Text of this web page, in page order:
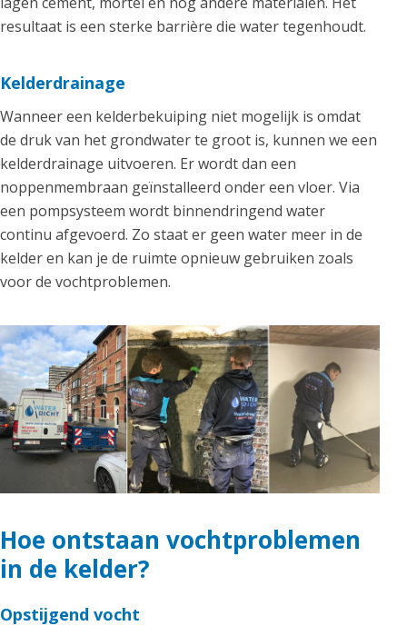
resultaat is een sterke barrière die water tegenhoudt.
Kelderdrainage
Wanneer een kelderbekuiping niet mogelijk is omdat
de druk van het grondwater te groot is, kunnen we een
kelderdrainage uitvoeren. Er wordt dan een
noppenmembraan geïnstalleerd onder een vloer. Via
een pompsysteem wordt binnendringend water
continu afgevoerd. Zo staat er geen water meer in de
kelder en kan je de ruimte opnieuw gebruiken zoals
voor de vochtproblemen.
Hoe ontstaan vochtproblemen
in de kelder?
Opstijgend vocht